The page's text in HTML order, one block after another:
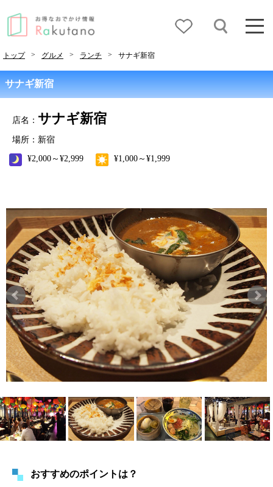
トップ > グルメ > ランチ > サナギ新宿
サナギ新宿
店名： サナギ新宿
場所：新宿
¥2,000～¥2,999
¥1,000～¥1,999
おすすめのポイントは？